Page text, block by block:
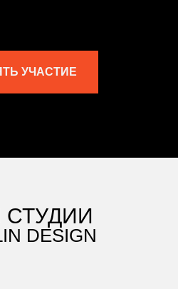
УЧАСТИЕ
DESIGN